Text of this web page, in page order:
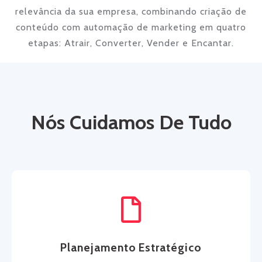
relevância da sua empresa, combinando criação de
conteúdo com automação de marketing em quatro
etapas: Atrair, Converter, Vender e Encantar.
Nós Cuidamos De Tudo
Planejamento Estratégico